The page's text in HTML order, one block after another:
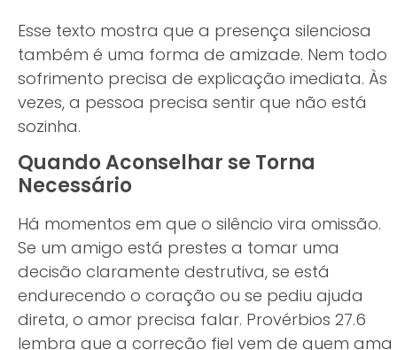
Esse texto mostra que a presença silenciosa
também é uma forma de amizade. Nem todo
sofrimento precisa de explicação imediata. Às
vezes, a pessoa precisa sentir que não está
sozinha.
Quando Aconselhar se Torna
Necessário
Há momentos em que o silêncio vira omissão.
Se um amigo está prestes a tomar uma
decisão claramente destrutiva, se está
endurecendo o coração ou se pediu ajuda
direta, o amor precisa falar. Provérbios 27.6
lembra que a correção fiel vem de quem ama